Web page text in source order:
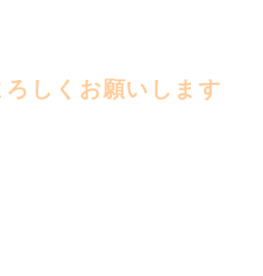
しくお願いします